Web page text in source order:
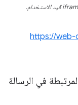
https://
في الرسالة